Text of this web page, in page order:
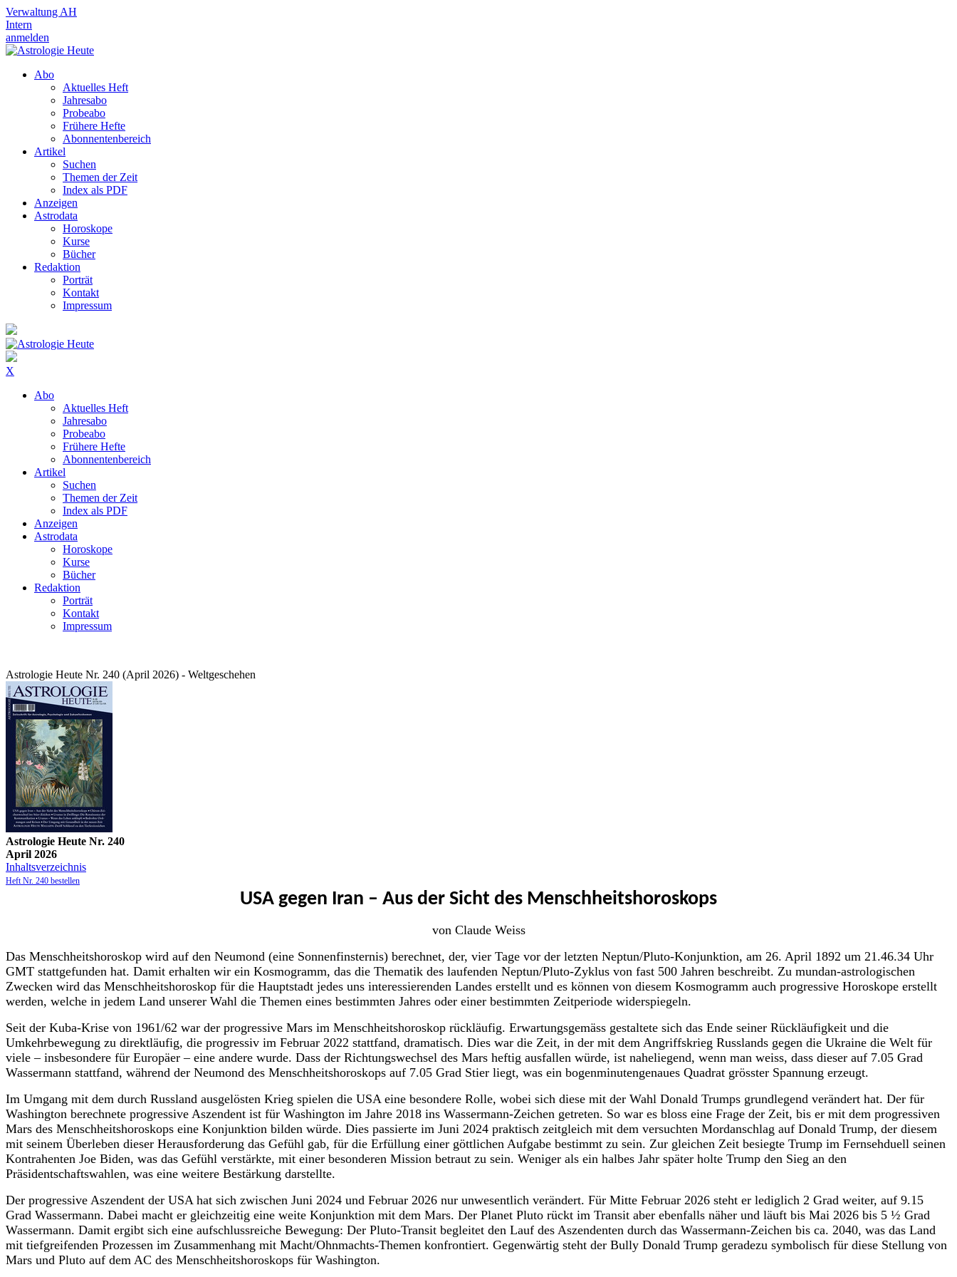
Verwaltung AH
Intern
anmelden
Abo
Aktuelles Heft
Jahresabo
Probeabo
Frühere Hefte
Abonnentenbereich
Artikel
Suchen
Themen der Zeit
Index als PDF
Anzeigen
Astrodata
Horoskope
Kurse
Bücher
Redaktion
Porträt
Kontakt
Impressum
X
Abo
Aktuelles Heft
Jahresabo
Probeabo
Frühere Hefte
Abonnentenbereich
Artikel
Suchen
Themen der Zeit
Index als PDF
Anzeigen
Astrodata
Horoskope
Kurse
Bücher
Redaktion
Porträt
Kontakt
Impressum
Astrologie Heute Nr. 240 (April 2026) - Weltgeschehen
Astrologie Heute Nr. 240
April 2026
Inhaltsverzeichnis
Heft Nr. 240 bestellen
USA gegen Iran – Aus der Sicht des Menschheitshoroskops
von Claude Weiss
Das Menschheitshoroskop wird auf den Neumond (eine Sonnenfinsternis) berechnet, der, vier Tage vor der letzten Neptun/Pluto-Konjunktion, am 26. April 1892 um 21.46.34 Uhr
GMT stattgefunden hat. Damit erhalten wir ein Kosmogramm, das die Thematik des laufenden Neptun/Pluto-Zyklus von fast 500 Jahren beschreibt. Zu mundan-astrologischen
Zwecken wird das Menschheitshoroskop für die Hauptstadt jedes uns interessierenden Landes erstellt und es können von diesem Kosmogramm auch progressive Horoskope erstellt
werden, welche in jedem Land unserer Wahl die Themen eines bestimmten Jahres oder einer bestimmten Zeitperiode widerspiegeln.
Seit der Kuba-Krise von 1961/62 war der progressive Mars im Menschheitshoroskop rückläufig. Erwartungsgemäss gestaltete sich das Ende seiner Rückläufigkeit und die
Umkehrbewegung zu direktläufig, die progressiv im Februar 2022 stattfand, dramatisch. Dies war die Zeit, in der mit dem Angriffskrieg Russlands gegen die Ukraine die Welt für
viele – insbesondere für Europäer – eine andere wurde. Dass der Richtungswechsel des Mars heftig ausfallen würde, ist naheliegend, wenn man weiss, dass dieser auf 7.05 Grad
Wassermann stattfand, während der Neumond des Menschheitshoroskops auf 7.05 Grad Stier liegt, was ein bogenminutengenaues Quadrat grösster Spannung erzeugt.
Im Umgang mit dem durch Russland ausgelösten Krieg spielen die USA eine besondere Rolle, wobei sich diese mit der Wahl Donald Trumps grundlegend verändert hat. Der für
Washington berechnete progressive Aszendent ist für Washington im Jahre 2018 ins Wassermann-Zeichen getreten. So war es bloss eine Frage der Zeit, bis er mit dem progressiven
Mars des Menschheitshoroskops eine Konjunktion bilden würde. Dies passierte im Juni 2024 praktisch zeitgleich mit dem versuchten Mordanschlag auf Donald Trump, der diesem
mit seinem Überleben dieser Herausforderung das Gefühl gab, für die Erfüllung einer göttlichen Aufgabe bestimmt zu sein. Zur gleichen Zeit besiegte Trump im Fernsehduell seinen
Kontrahenten Joe Biden, was das Gefühl verstärkte, mit einer besonderen Mission betraut zu sein. Weniger als ein halbes Jahr später holte Trump den Sieg an den
Präsidentschaftswahlen, was eine weitere Bestärkung darstellte.
Der progressive Aszendent der USA hat sich zwischen Juni 2024 und Februar 2026 nur unwesentlich verändert. Für Mitte Februar 2026 steht er lediglich 2 Grad weiter, auf 9.15
Grad Wassermann. Dabei macht er gleichzeitig eine weite Konjunktion mit dem Mars. Der Planet Pluto rückt im Transit aber ebenfalls näher und läuft bis Mai 2026 bis 5 ½ Grad
Wassermann. Damit ergibt sich eine aufschlussreiche Bewegung: Der Pluto-Transit begleitet den Lauf des Aszendenten durch das Wassermann-Zeichen bis ca. 2040, was das Land
mit tiefgreifenden Prozessen im Zusammenhang mit Macht/Ohnmachts-Themen konfrontiert. Gegenwärtig steht der Bully Donald Trump geradezu symbolisch für diese Stellung von
Mars und Pluto auf dem AC des Menschheitshoroskops für Washington.